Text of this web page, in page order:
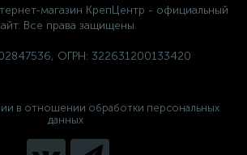
магазин КрепЦентр - официальный
Все права защищены.
ОГРН: 322631200133420
в отношении обработки персональных
данных